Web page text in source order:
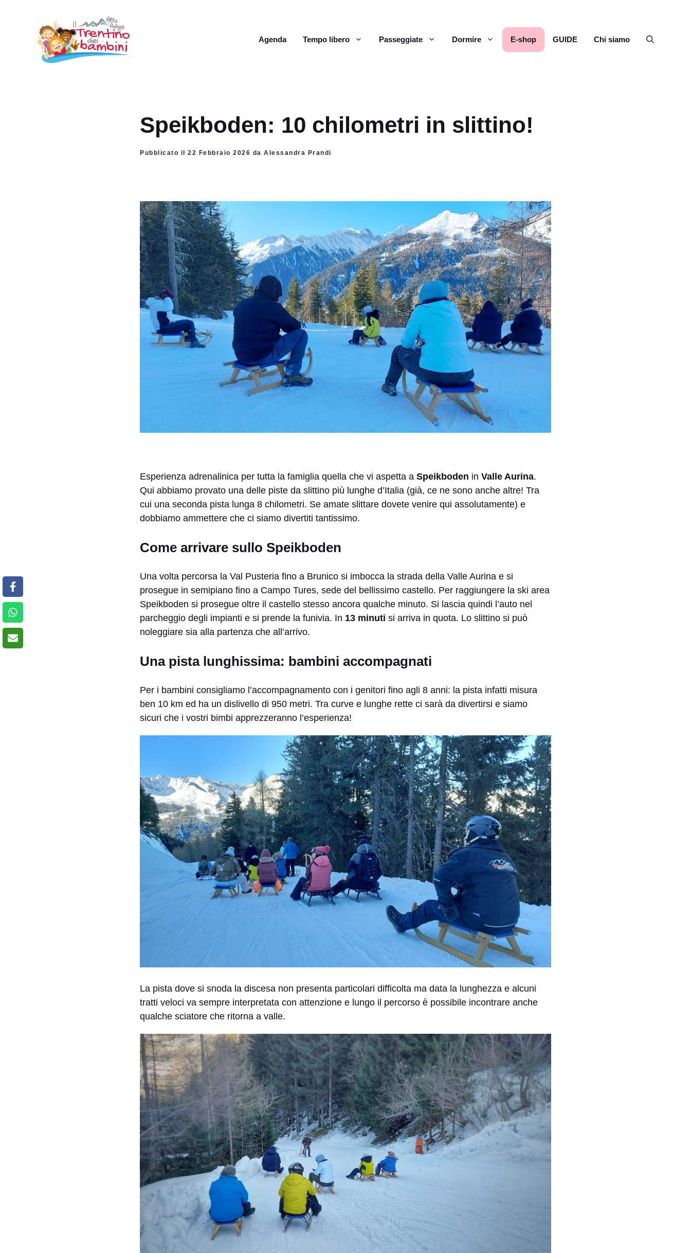
contenuto
Agenda Tempo libero Passeggiate Dormire E-shop GUIDE Chi siamo
Speikboden: 10 chilometri in slittino!
Pubblicato il 22 Febbraio 2026 da Alessandra Prandi
Esperienza adrenalinica per tutta la famiglia quella che vi aspetta a Speikboden in Valle Aurina.
Qui abbiamo provato una delle piste da slittino più lunghe d’Italia (già, ce ne sono anche altre! Tra
cui una seconda pista lunga 8 chilometri. Se amate slittare dovete venire qui assolutamente) e
dobbiamo ammettere che ci siamo divertiti tantissimo.
Come arrivare sullo Speikboden
Una volta percorsa la Val Pusteria fino a Brunico si imbocca la strada della Valle Aurina e si
prosegue in semipiano fino a Campo Tures, sede del bellissimo castello. Per raggiungere la ski area
Speikboden si prosegue oltre il castello stesso ancora qualche minuto. Si lascia quindi l’auto nel
parcheggio degli impianti e si prende la funivia. In 13 minuti si arriva in quota. Lo slittino si può
noleggiare sia alla partenza che all’arrivo.
Una pista lunghissima: bambini accompagnati
Per i bambini consigliamo l’accompagnamento con i genitori fino agli 8 anni: la pista infatti misura
ben 10 km ed ha un dislivello di 950 metri. Tra curve e lunghe rette ci sarà da divertirsi e siamo
sicuri che i vostri bimbi apprezzeranno l’esperienza!
La pista dove si snoda la discesa non presenta particolari difficolta ma data la lunghezza e alcuni
tratti veloci va sempre interpretata con attenzione e lungo il percorso è possibile incontrare anche
qualche sciatore che ritorna a valle.